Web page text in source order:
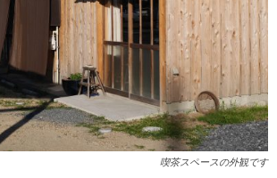
喫茶スペースの外観です